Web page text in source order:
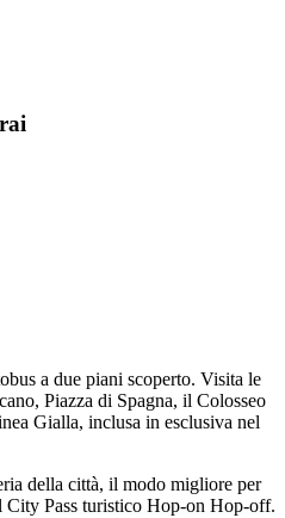
a due piani scoperto. Visita le
Piazza di Spagna, il Colosseo
Gialla, inclusa in esclusiva nel
della città, il modo migliore per
Pass turistico Hop-on Hop-off.